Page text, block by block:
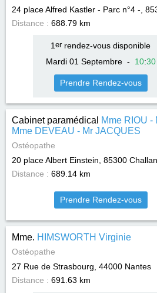
24 place Alfred Kastler - Parc n°4 -,
Distance : 688.79 km
1 errendez-vous disponible
Mardi 01 Septembre- 10:30
Prendre Rendez-vous
Cabinet paramédical
Mme RIOU -
Mme DEVEAU - Mr JACQUES
Ostéopathe
20 place Albert Einstein, 85300
Distance : 689.14 km
Prendre Rendez-vous
Mme. HIMSWORTH Virginie
Ostéopathe
27 Rue de Strasbourg, 44000 Nantes
Distance : 691.63 km